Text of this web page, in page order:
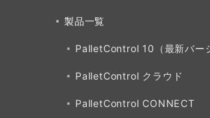
製品一覧
PalletControl 10（最新バー
PalletControl クラウド
PalletControl CONNECT